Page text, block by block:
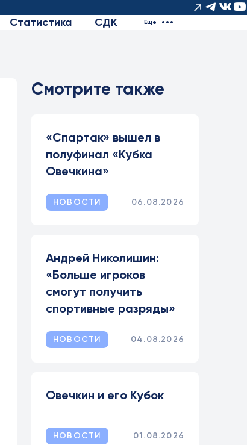
Статистика СДК Еще
Смотрите также
«Спартак» вышел в
полуфинал «Кубка
Овечкина»
НОВОСТИ 06.08.2026
Андрей Николишин:
«Больше игроков
смогут получить
спортивные разряды»
НОВОСТИ 04.08.2026
Овечкин и его Кубок
НОВОСТИ 01.08.2026